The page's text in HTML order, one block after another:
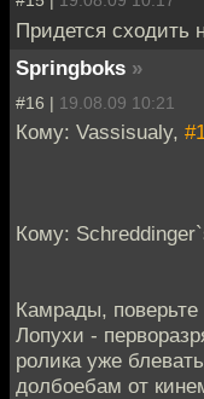
Придется сходить
Springboks »
#16 | 19.08.09 10:21
Кому: Vassisualy,
Кому:
Камрады,
Лопухи -
ролика уже
долбоебам от